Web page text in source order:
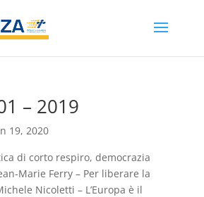
– 2019
19, 2020
di corto respiro, democrazia
Marie Ferry – Per liberare la
Nicoletti – L’Europa è il